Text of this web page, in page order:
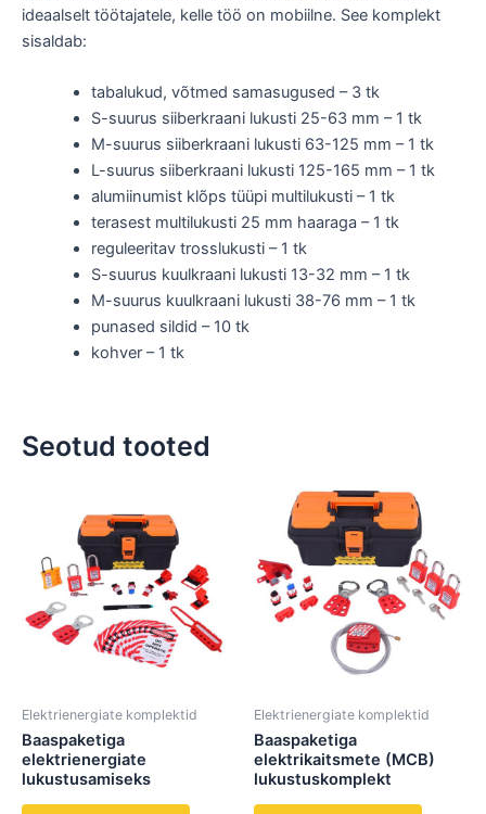
ideaalselt töötajatele, kelle töö on mobiilne. See komplekt
sisaldab:
tabalukud, võtmed samasugused – 3 tk
S-suurus siiberkraani lukusti 25-63 mm – 1 tk
M-suurus siiberkraani lukusti 63-125 mm – 1 tk
L-suurus siiberkraani lukusti 125-165 mm – 1 tk
alumiinumist klõps tüüpi multilukusti – 1 tk
terasest multilukusti 25 mm haaraga – 1 tk
reguleeritav trosslukusti – 1 tk
S-suurus kuulkraani lukusti 13-32 mm – 1 tk
M-suurus kuulkraani lukusti 38-76 mm – 1 tk
punased sildid – 10 tk
kohver – 1 tk
Seotud tooted
Elektrienergiate komplektid
Baaspaketiga
elektrienergiate
lukustusamiseks
Elektrienergiate komplektid
Baaspaketiga
elektrikaitsmete (MCB)
lukustuskomplekt